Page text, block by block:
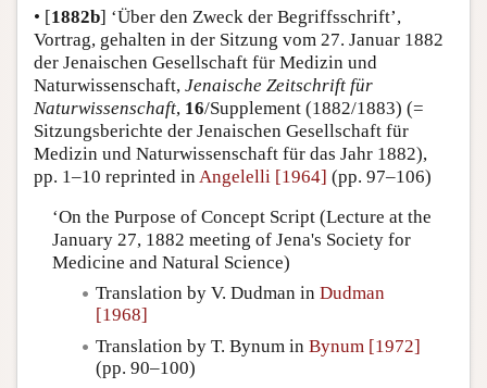
• [1882b] ‘Über den Zweck der Begriffsschrift’,
Vortrag, gehalten in der Sitzung vom 27. Januar 1882
der Jenaischen Gesellschaft für Medizin und
Naturwissenschaft, Jenaische Zeitschrift für
Naturwissenschaft, 16/Supplement (1882/1883) (=
Sitzungsberichte der Jenaischen Gesellschaft für
Medizin und Naturwissenschaft für das Jahr 1882),
pp. 1–10 reprinted in Angelelli [1964] (pp. 97–106)
‘On the Purpose of Concept Script (Lecture at the
January 27, 1882 meeting of Jena's Society for
Medicine and Natural Science)
Translation by V. Dudman in Dudman
[1968]
Translation by T. Bynum in Bynum [1972]
(pp. 90–100)